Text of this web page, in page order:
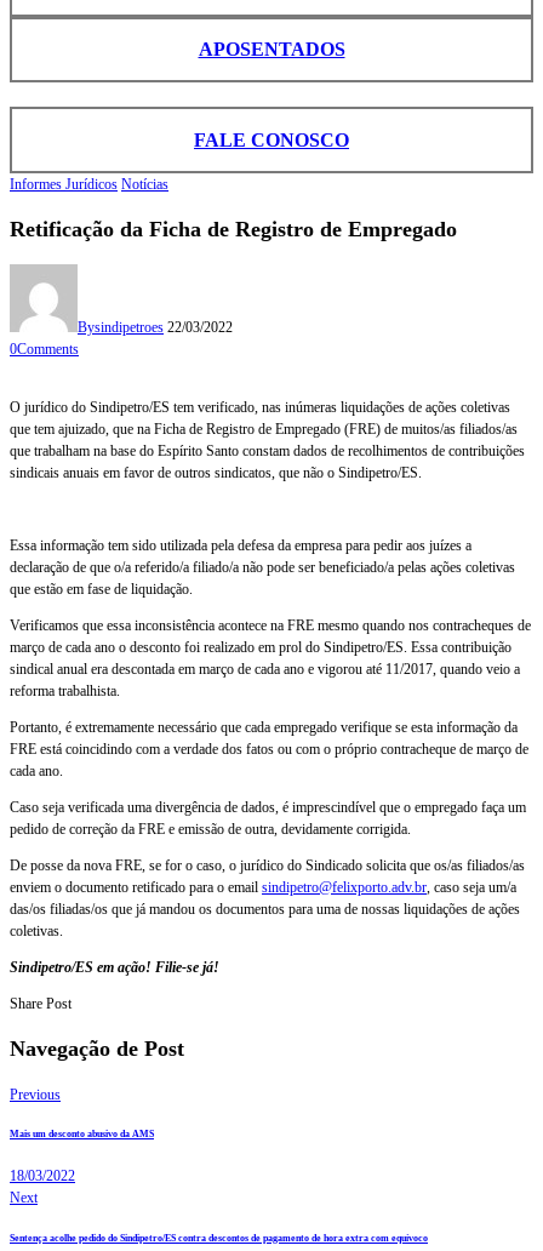
APOSENTADOS
FALE CONOSCO
Informes Jurídicos Notícias
Retificação da Ficha de Registro de Empregado
Bysindipetroes 22/03/2022
0Comments
O jurídico do Sindipetro/ES tem verificado, nas inúmeras liquidações de ações coletivas
que tem ajuizado, que na Ficha de Registro de Empregado (FRE) de muitos/as filiados/as
que trabalham na base do Espírito Santo constam dados de recolhimentos de contribuições
sindicais anuais em favor de outros sindicatos, que não o Sindipetro/ES.
Essa informação tem sido utilizada pela defesa da empresa para pedir aos juízes a
declaração de que o/a referido/a filiado/a não pode ser beneficiado/a pelas ações coletivas
que estão em fase de liquidação.
Verificamos que essa inconsistência acontece na FRE mesmo quando nos contracheques de
março de cada ano o desconto foi realizado em prol do Sindipetro/ES. Essa contribuição
sindical anual era descontada em março de cada ano e vigorou até 11/2017, quando veio a
reforma trabalhista.
Portanto, é extremamente necessário que cada empregado verifique se esta informação da
FRE está coincidindo com a verdade dos fatos ou com o próprio contracheque de março de
cada ano.
Caso seja verificada uma divergência de dados, é imprescindível que o empregado faça um
pedido de correção da FRE e emissão de outra, devidamente corrigida.
De posse da nova FRE, se for o caso, o jurídico do Sindicado solicita que os/as filiados/as
enviem o documento retificado para o email sindipetro@felixporto.adv.br , caso seja um/a
das/os filiadas/os que já mandou os documentos para uma de nossas liquidações de ações
coletivas.
Sindipetro/ES em ação! Filie-se já!
Share Post
Navegação de Post
Previous
Mais um desconto abusivo da AMS
18/03/2022
Next
Sentença acolhe pedido do Sindipetro/ES contra descontos de pagamento de hora extra com equívoco